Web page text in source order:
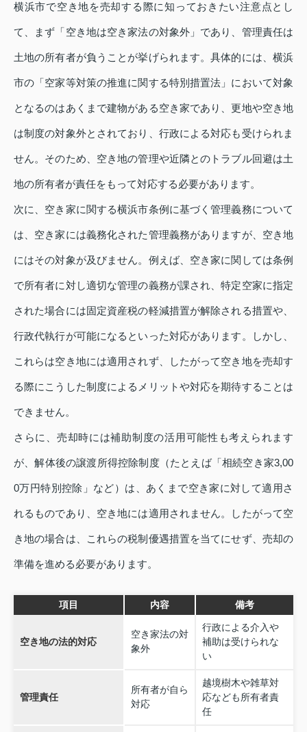
横浜市で空き地を売却する際に知っておきたい注意点とし
て、まず「空き地は空き家法の対象外」であり、管理責任は
土地の所有者が負うことが挙げられます。具体的には、横浜
市の「空家等対策の推進に関する特別措置法」において対象
となるのはあくまで建物がある空き家であり、更地や空き地
は制度の対象外とされており、行政による対応も受けられま
せん。そのため、空き地の管理や近隣とのトラブル回避は土
地の所有者が責任をもって対応する必要があります。
次に、空き家に関する横浜市条例に基づく管理義務について
は、空き家には義務化された管理義務がありますが、空き地
にはその対象が及びません。例えば、空き家に関しては条例
で所有者に対し適切な管理の義務が課され、特定空家に指定
された場合には固定資産税の軽減措置が解除される措置や、
行政代執行が可能になるといった対応があります。しかし、
これらは空き地には適用されず、したがって空き地を売却す
る際にこうした制度によるメリットや対応を期待することは
できません。
さらに、売却時には補助制度の活用可能性も考えられます
が、解体後の譲渡所得控除制度（たとえば「相続空き家3,00
0万円特別控除」など）は、あくまで空き家に対して適用さ
れるものであり、空き地には適用されません。したがって空
き地の場合は、これらの税制優遇措置を当てにせず、売却の
準備を進める必要があります。
項目 内容 備考
空き地の法的対応
空き家法の対
象外
行政による介入や
補助は受けられな
い
管理責任
所有者が自ら
対応
越境樹木や雑草対
応なども所有者責
任